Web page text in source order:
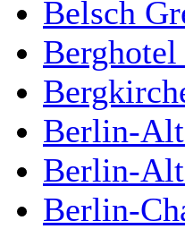
Belsch
Berghotel
Berlin-
Berlin-
Berlin-